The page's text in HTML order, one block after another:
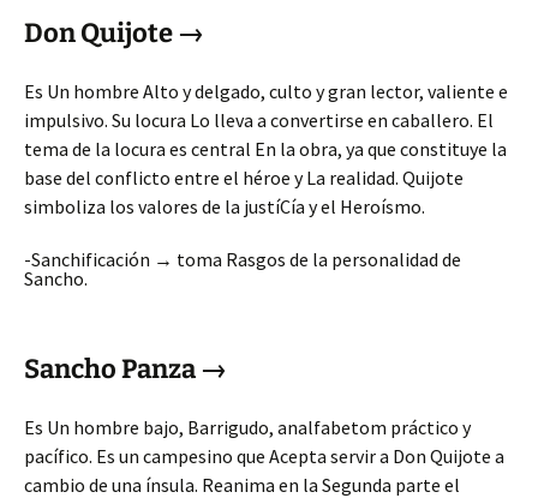
Don Quijote →
Es Un hombre Alto y delgado, culto y gran lector, valiente e
impulsivo. Su locura Lo lleva a convertirse en caballero. El
tema de la locura es central En la obra, ya que constituye la
base del conflicto entre el héroe y La realidad. Quijote
simboliza los valores de la justíCía y el Heroísmo.
-Sanchificación → toma Rasgos de la personalidad de
Sancho.
Sancho Panza →
Es Un hombre bajo, Barrigudo, analfabetom práctico y
pacífico. Es un campesino que Acepta servir a Don Quijote a
cambio de una ínsula. Reanima en la Segunda parte el